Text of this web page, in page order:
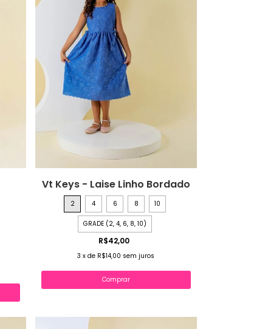
Vt Keys - Laise Linho Bordado
2 4 6 8 10
GRADE (2, 4, 6, 8, 10)
R$42,00
3 xde R$14,00 sem juros
Comprar